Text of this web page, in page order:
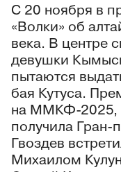
С 20 ноября в
«Волки» об
века. В центре
девушки
пытаются
бая Кутуса.
на ММКФ-2025,
получила Гран-
Гвоздев
Михаилом